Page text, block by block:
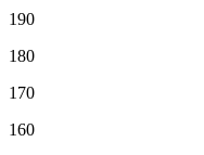
190
180
170
160